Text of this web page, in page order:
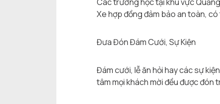
Các trường học tại khu vực
Xe hợp đồng đảm bảo an toàn,
Đưa Đón Đám Cưới, Sự Kiện
Đám cưới, lễ ăn hỏi hay các sự
tâm mọi khách mời đều được đón